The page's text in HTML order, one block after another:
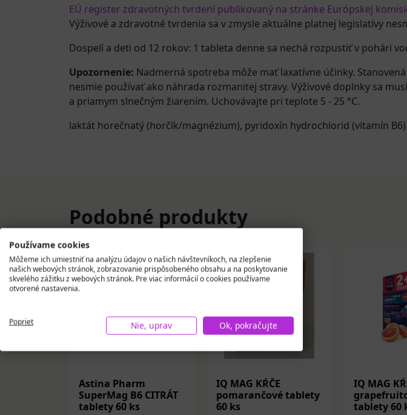
EÚ register zdravotných tvrdení publikovaný na stránke Európskej
Výživové a zdravotné tvrdenia sa v zmysle aktuálne platnej legislatívy
Dospelí a deti od 12 rokov: 1 tableta denne sa nechá rozpustiť v pohári
Upozornenie: Nadmerná spotreba môže mať laxatívne účinky.
nesmie používať ako náhrada rozmanitej stravy. Výživové doplnky sa
a priamym slnečným žiarením. Uchovávajte pri teplote 5 - 25 °C.
laktát horečnatý (horčík/magnézium), pyridoxín hydrochlorid (vitamín B6)
Podobné produkty
Astina Pharm
SuperMag B6 CITRÁT
tablety 60 ks
IQ MAG KŔČE
pomarančové tablety
60 ks
IQ MAG
tablety 60
Používame cookies
Môžeme ich umiestniť na analýzu údajov o našich návštevníkoch, na zlepšenie
našich webových stránok, zobrazovanie prispôsobeného obsahu a na poskytovanie
skvelého zážitku z webových stránok. Pre viac informácií o cookies používame
otvorené nastavenia.
Poprieť Nie, uprav Ok, pokračujte